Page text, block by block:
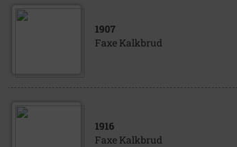
1907
Faxe Kalkbrud
1916
Faxe Kalkbrud